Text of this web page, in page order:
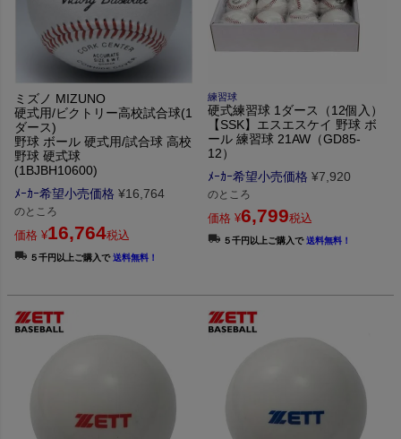
ミズノ MIZUNO
硬式用/ビクトリー高校試合球(1
ダース)
野球 ボール 硬式用/試合球 高校
野球 硬式球
(1BJBH10600)
ﾒｰｶｰ希望小売価格 ¥16,764
のところ
価格 ¥16,764税込
５千円以上ご購入で送料無料！
練習球
硬式練習球 1ダース（12個入）
【SSK】エスエスケイ 野球 ボ
ール 練習球 21AW（GD85-
12）
ﾒｰｶｰ希望小売価格 ¥7,920
のところ
価格 ¥6,799税込
５千円以上ご購入で送料無料！